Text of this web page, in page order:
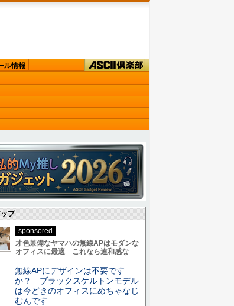
ル情報
プ
sponsored
才色兼備なヤマハの無線APはモダンな
オフィスに最適 これなら違和感な
無線APにデザインは不要です
か？ ブラックスケルトンモデル
は今どきのオフィスにめちゃなじ
むんです